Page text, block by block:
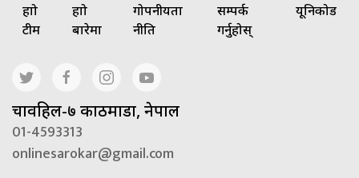
हाम्रो
टीम
हाम्रो
बारेमा
गोपनीयता
नीति
सम्पर्क
गर्नुहोस्
यूनिकोड
चावहिल-७ काठमाडौं, नेपाल
01-4593313
onlinesarokar@gmail.com